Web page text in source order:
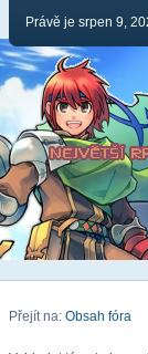
Právě je srpen 9,
Přejít na: Obsah fóra